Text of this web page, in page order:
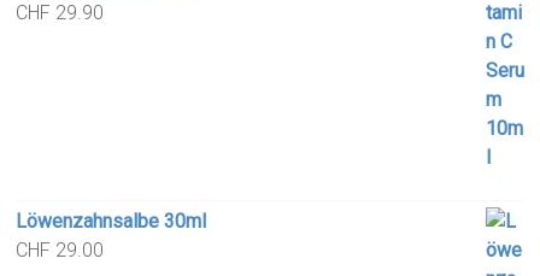
CHF 29.90
Löwenzahnsalbe 30ml
CHF 29.00